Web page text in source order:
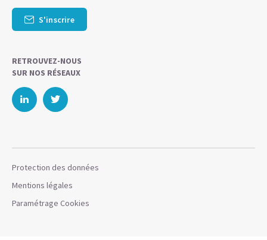
S'inscrire
RETROUVEZ-NOUS
SUR NOS RÉSEAUX
Protection des données
Mentions légales
Paramétrage Cookies